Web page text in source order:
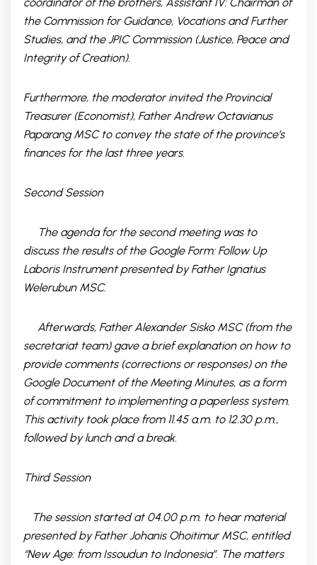
coordinator of the brothers, Assistant IV: Chairman of
the Commission for Guidance, Vocations and Further
Studies, and the JPIC Commission (Justice, Peace and
Integrity of Creation).
Furthermore, the moderator invited the Provincial
Treasurer (Economist), Father Andrew Octavianus
Paparang MSC to convey the state of the province’s
finances for the last three years.
Second Session
The agenda for the second meeting was to
discuss the results of the Google Form: Follow Up
Laboris Instrument presented by Father Ignatius
Welerubun MSC.
Afterwards, Father Alexander Sisko MSC (from the
secretariat team) gave a brief explanation on how to
provide comments (corrections or responses) on the
Google Document of the Meeting Minutes, as a form
of commitment to implementing a paperless system.
This activity took place from 11.45 a.m. to 12.30 p.m.,
followed by lunch and a break.
Third Session
The session started at 04.00 p.m. to hear material
presented by Father Johanis Ohoitimur MSC, entitled
“New Age: from Issoudun to Indonesia”. The matters